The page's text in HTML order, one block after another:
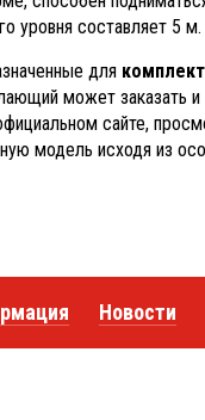
уровня составляет 5 м.
для
может заказать
сайте,
модель исходя из
Новости